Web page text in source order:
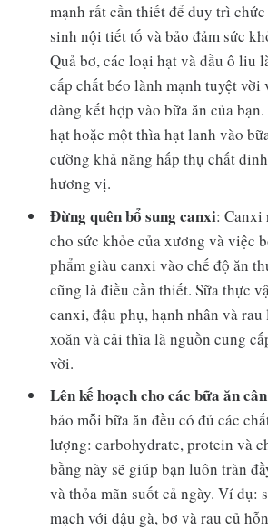
mạnh rất cần thiết để duy trì chức
sinh nội tiết tố và bảo đảm sức
Quả bơ, các loại hạt và dầu ô liu
cấp chất béo lành mạnh tuyệt vời
dàng kết hợp vào bữa ăn của
hạt hoặc một thìa hạt lanh vào
cường khả năng hấp thụ chất
hương vị.
Đừng quên bổ sung canxi: Canxi
cho sức khỏe của xương và việc
phẩm giàu canxi vào chế độ ăn
cũng là điều cần thiết. Sữa thực
canxi, đậu phụ, hạnh nhân và
xoăn và cải thìa là nguồn cung
vời.
Lên kế hoạch cho các bữa ăn
bảo mỗi bữa ăn đều có đủ các
lượng: carbohydrate, protein và
bằng này sẽ giúp bạn luôn tràn
và thỏa mãn suốt cả ngày. Ví dụ:
mạch với đậu gà, bơ và rau củ